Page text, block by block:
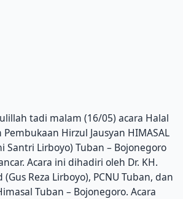
tadi malam (16/05) acara Halal
Hirzul Jausyan HIMASAL
Santri Lirboyo) Tuban – Bojonegoro
Acara ini dihadiri oleh Dr. KH.
Reza Lirboyo), PCNU Tuban, dan
Tuban – Bojonegoro. Acara